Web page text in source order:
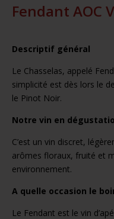
Fendant AOC
Descriptif général
Le Chasselas, appelé
simplicité est dès lors le
le Pinot Noir.
Notre vin en
C’est un vin discret,
arômes floraux, fruité et
environnement.
A quelle occasion le
Le Fendant est le vin